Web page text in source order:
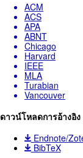
ACM
ACS
APA
ABNT
Chicago
Harvard
IEEE
MLA
Turabian
Vancouver
ดาวน์โหลดการอ้างอิง
Endnote/
BibTeX